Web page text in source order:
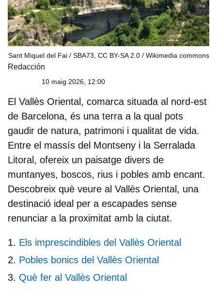
Sant Miquel del Fai / SBA73, CC BY-SA 2.0 Wikimedia commons
Redacción
10 maig 2026, 12:00
El Vallès Oriental, comarca situada al nord-est
de Barcelona, és una terra a la qual pots
gaudir de natura, patrimoni i qualitat de vida.
Entre el massís del Montseny i la Serralada
Litoral, ofereix un paisatge divers de
muntanyes, boscos, rius i pobles amb encant.
Descobreix què veure al Vallès Oriental, una
destinació ideal per a escapades sense
renunciar a la proximitat amb la ciutat.
Els imprescindibles del Vallès Oriental
Pobles bonics del Vallès Oriental
Què fer al Vallès Oriental